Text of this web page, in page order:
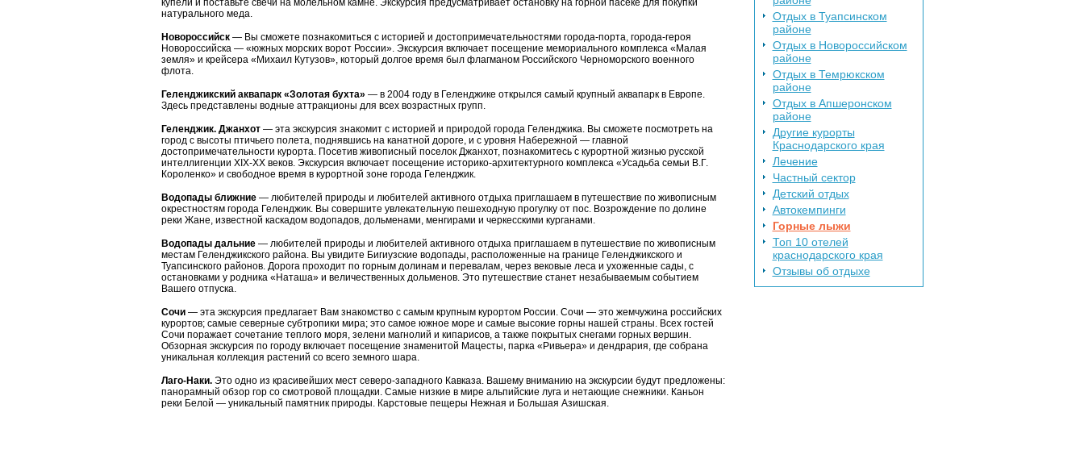
Отдых в Туапсинском
районе
Отдых в Новороссийском
районе
Отдых в Темрюкском
районе
Отдых в Апшеронском
районе
Другие курорты
Краснодарского края
Лечение
Частный сектор
Детский отдых
Автокемпинги
Горные лыжи
Топ 10 отелей
краснодарского края
Отзывы об отдыхе
купели и поставьте свечи на молельном камне. Экскурсия предусматривает остановку на горной пасеке для покупки
натурального меда.
Новороссийск— Вы сможете познакомиться с историей и достопримечательностями города-порта, города-героя
Новороссийска — «южных морских ворот России». Экскурсия включает посещение мемориального комплекса «Малая
земля» и крейсера «Михаил Кутузов», который долгое время был флагманом Российского Черноморского военного
флота.
Геленджикский аквапарк «Золотая бухта» — в 2004 году в Геленджике открылся самый крупный аквапарк в Европе.
Здесь представлены водные аттракционы для всех возрастных групп.
Геленджик. Джанхот— эта экскурсия знакомит с историей и природой города Геленджика. Вы сможете посмотреть на
город с высоты птичьего полета, поднявшись на канатной дороге, и с уровня Набережной — главной
достопримечательности курорта. Посетив живописный поселок Джанхот, познакомитесь с курортной жизнью русской
интеллигенции XIX-XX веков. Экскурсия включает посещение историко-архитектурного комплекса «Усадьба семьи В.Г.
Короленко» и свободное время в курортной зоне города Геленджик.
Водопады ближние— любителей природы и любителей активного отдыха приглашаем в путешествие по живописным
окрестностям города Геленджик. Вы совершите увлекательную пешеходную прогулку от пос. Возрождение по долине
реки Жане, известной каскадом водопадов, дольменами, менгирами и черкесскими курганами.
Водопады дальние— любителей природы и любителей активного отдыха приглашаем в путешествие по живописным
местам Геленджикского района. Вы увидите Бигиузские водопады, расположенные на границе Геленджикского и
Туапсинского районов. Дорога проходит по горным долинам и перевалам, через вековые леса и ухоженные сады, с
остановками у родника «Наташа» и величественных дольменов. Это путешествие станет незабываемым событием
Вашего отпуска.
Сочи— эта экскурсия предлагает Вам знакомство с самым крупным курортом России. Сочи — это жемчужина российских
курортов; самые северные субтропики мира; это самое южное море и самые высокие горны нашей страны. Всех гостей
Сочи поражает сочетание теплого моря, зелени магнолий и кипарисов, а также покрытых снегами горных вершин.
Обзорная экскурсия по городу включает посещение знаменитой Мацесты, парка «Ривьера» и дендрария, где собрана
уникальная коллекция растений со всего земного шара.
Лаго-Наки.Это одно из красивейших мест северо-западного Кавказа. Вашему вниманию на экскурсии будут предложены:
панорамный обзор гор со смотровой площадки. Самые низкие в мире альпийские луга и нетающие снежники. Каньон
реки Белой — уникальный памятник природы. Карстовые пещеры Нежная и Большая Азишская.